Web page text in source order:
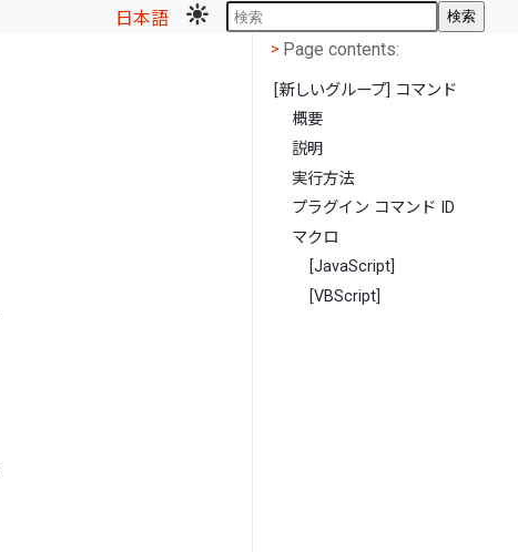
日本語 検索
< Page contents
> Page contents:
[新しいグループ] コマンド
概要
説明
実行方法
プラグイン コマンド ID
マクロ
[JavaScript]
[VBScript]